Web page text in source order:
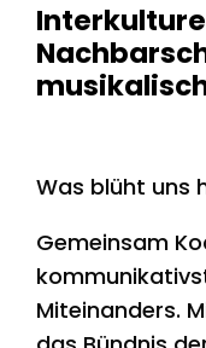
Was blüht uns
Gemeinsam
Miteinanders.